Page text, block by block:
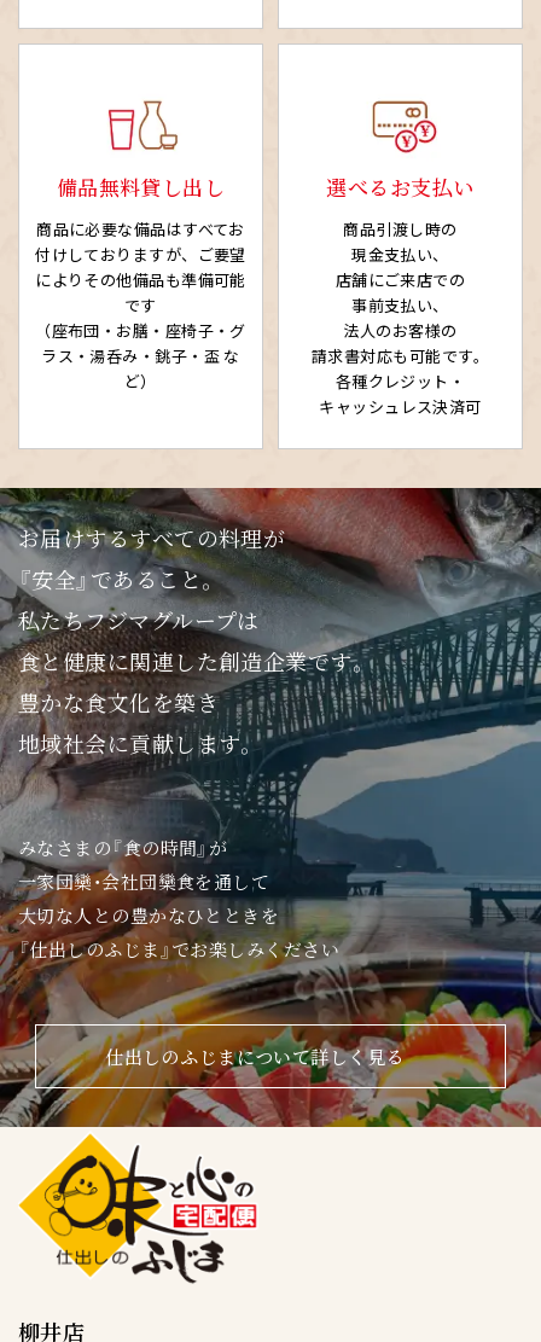
備品無料貸し出し
商品に必要な備品はすべてお
付けしておりますが、ご要望
によりその他備品も準備可能
です
（座布団・お膳・座椅子・グ
ラス・湯呑み・銚子・盃 な
ど）
選べるお支払い
商品引渡し時の
現金支払い、
店舗にご来店での
事前支払い、
法人のお客様の
請求書対応も可能です。
各種クレジット・
キャッシュレス決済可
お届けするすべての料理が
『安全』であること。
私たちフジマグループは
食と健康に関連した創造企業です。
豊かな食文化を築き
地域社会に貢献します。
みなさまの『食の時間』が
一家団欒・会社団欒食を通して
大切な人との豊かなひとときを
『仕出しのふじま』でお楽しみください
仕出しのふじまについて詳しく見る
柳井店